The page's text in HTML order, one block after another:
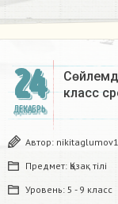
24
ДЕКАБРЬ
класс
Автор:
Предмет: Қазақ тiлi
Уровень: 5 - 9 класс